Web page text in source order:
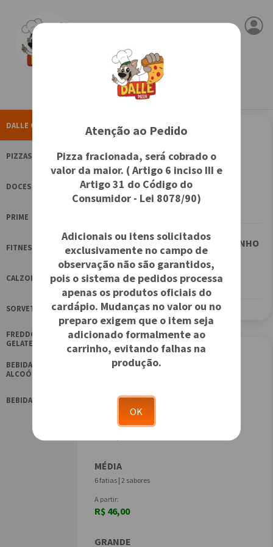
Dalle Pizza - Tatuquara
+ Info.
DALLE COPA
PIZZAS
DOCES
PRIME
FITNESS
CALZONES
SORVETES
FREDDO
GELATERIA
BEBIDAS
ALCOÓLICAS
BEBIDAS
Dalle Copa
BOLA DALLE
R$ 29,90
KIT IMÃ DALLEZINHO
COPA
R$ 16,00
PIZZAS
A partir:
MÉDIA
6 fatias | 2 sabores
A partir:
R$ 46,00
GRANDE
Atenção ao Pedido
Pizza fracionada, será cobrado o
valor da maior. ( Artigo 6 inciso III e
Artigo 31 do Código do
Consumidor - Lei 8078/90)
Adicionais ou itens solicitados
exclusivamente no campo de
observação não são garantidos,
pois o sistema de pedidos processa
apenas os produtos oficiais do
cardápio. Mudanças no valor ou no
preparo exigem que o item seja
adicionado formalmente ao
carrinho, evitando falhas na
produção.
OK